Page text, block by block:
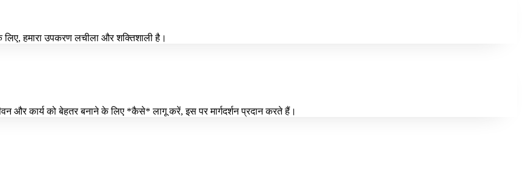
लिए, हमारा उपकरण लचीला और शक्तिशाली है।
कार्य को बेहतर बनाने के लिए *कैसे* लागू करें, इस पर मार्गदर्शन प्रदान करते हैं।